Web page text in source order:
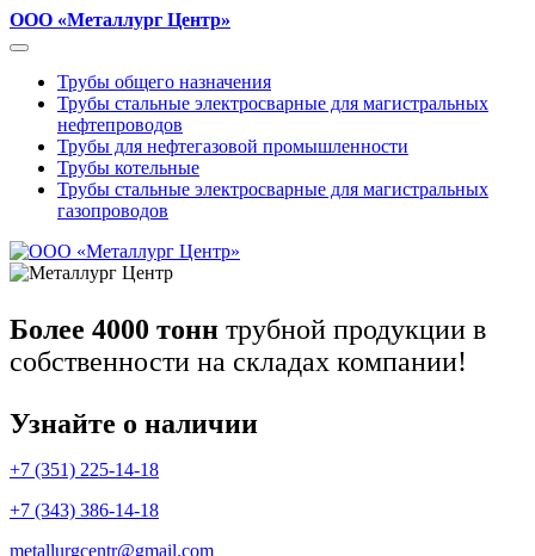
ООО «Металлург Центр»
Трубы общего назначения
Трубы стальные электросварные для магистральных
нефтепроводов
Трубы для нефтегазовой промышленности
Трубы котельные
Трубы стальные электросварные для магистральных
газопроводов
Более 4000 тонн трубной продукции в
собственности на складах компании!
Узнайте о наличии
+7 (351) 225-14-18
+7 (343) 386-14-18
metallurgcentr@gmail.com